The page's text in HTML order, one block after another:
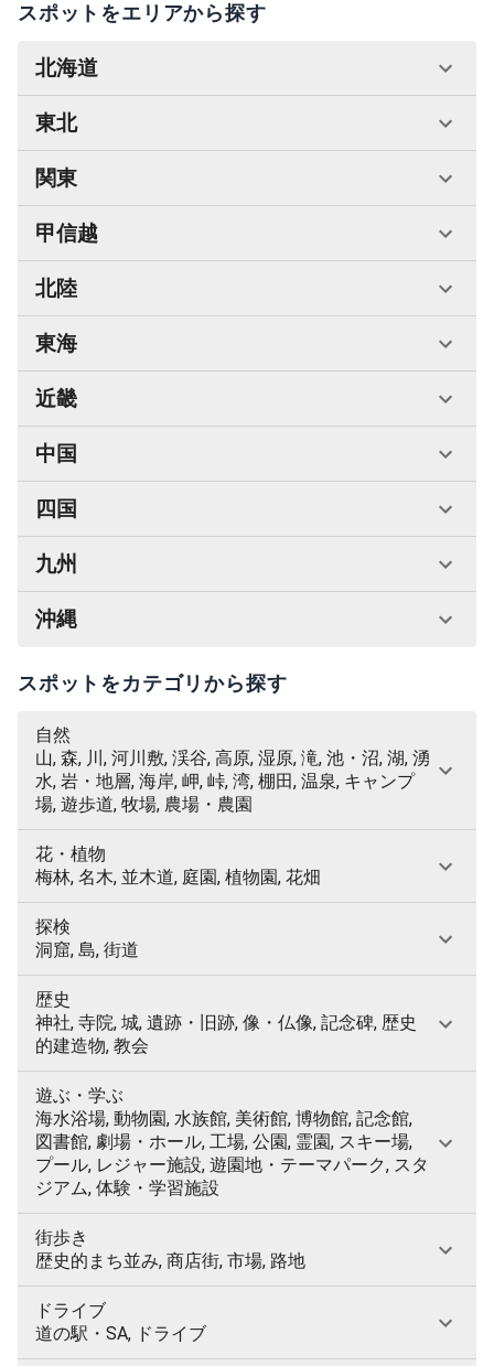
スポットをエリアから探す
北海道
東北
関東
甲信越
北陸
東海
近畿
中国
四国
九州
沖縄
スポットをカテゴリから探す
自然
山, 森, 川, 河川敷, 渓谷, 高原, 湿原, 滝, 池・沼, 湖, 湧
水, 岩・地層, 海岸, 岬, 峠, 湾, 棚田, 温泉, キャンプ
場, 遊歩道, 牧場, 農場・農園
花・植物
梅林, 名木, 並木道, 庭園, 植物園, 花畑
探検
洞窟, 島, 街道
歴史
神社, 寺院, 城, 遺跡・旧跡, 像・仏像, 記念碑, 歴史
的建造物, 教会
遊ぶ・学ぶ
海水浴場, 動物園, 水族館, 美術館, 博物館, 記念館,
図書館, 劇場・ホール, 工場, 公園, 霊園, スキー場,
プール, レジャー施設, 遊園地・テーマパーク, スタ
ジアム, 体験・学習施設
街歩き
歴史的まち並み, 商店街, 市場, 路地
ドライブ
道の駅・SA, ドライブ